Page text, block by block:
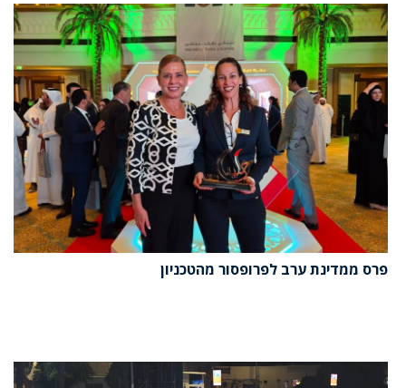
פרס ממדינת ערב לפרופסור מהטכניון